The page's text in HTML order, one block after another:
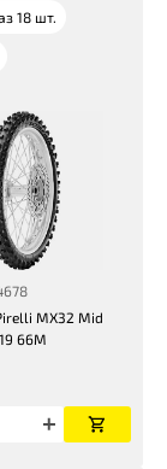
18 шт.
MX32 Mid
66M